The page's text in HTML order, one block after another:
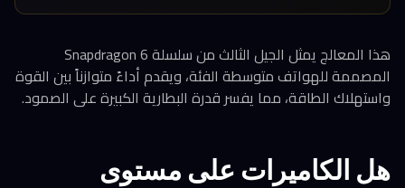
هذا المعالج يمثل الجيل الثالث من سلسلة Snapdragon 6
المصممة للهواتف متوسطة الفئة، ويقدم أداءً متوازناً بين القوة
واستهلاك الطاقة، مما يفسر قدرة البطارية الكبيرة على الصمود.
هل الكاميرات على مستوى